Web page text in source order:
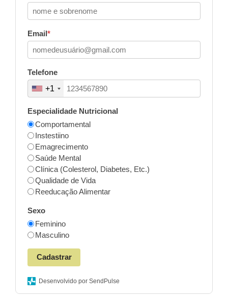
Email*
Telefone
+1
Especialidade Nutricional
Comportamental
Instestiino
Emagrecimento
Saúde Mental
Clínica (Colesterol, Diabetes, Etc.)
Qualidade de Vida
Reeducação Alimentar
Sexo
Feminino
Masculino
Cadastrar
Desenvolvido por SendPulse